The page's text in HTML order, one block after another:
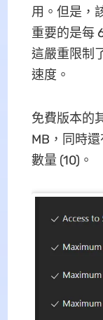
用。但是，
重要的是每
這嚴重限制
速度。
免費版本的
MB，同時
數量 (10)。